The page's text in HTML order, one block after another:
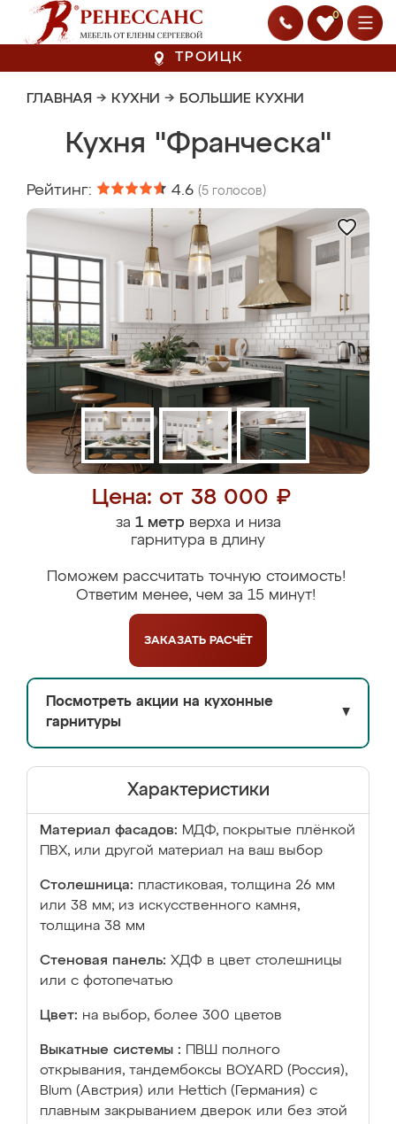
0
ТРОИЦК
ГЛАВНАЯ → КУХНИ → БОЛЬШИЕ КУХНИ
Кухня "Франческа"
Рейтинг: 4.6 (5 голосов)
Цена: от 38 000 ₽
за 1 метрверха и низа
гарнитура в длину
Поможем рассчитать точную стоимость!
Ответим менее, чем за 15 минут!
ЗАКАЗАТЬ РАСЧЁТ
Посмотреть акции на кухонные
гарнитуры
▼
Характеристики
Материал фасадов: МДФ, покрытые плёнкой
ПВХ, или другой материал на ваш выбор
Столешница: пластиковая, толщина 26 мм
или 38 мм; из искусственного камня,
толщина 38 мм
Стеновая панель: ХДФ в цвет столешницы
или с фотопечатью
Цвет: на выбор, более 300 цветов
Выкатные системы :
ПВШ полного
открывания, тандембоксы BOYARD (Россия),
Blum (Австрия) или Hettich (Германия) с
плавным закрыванием дверок или без этой